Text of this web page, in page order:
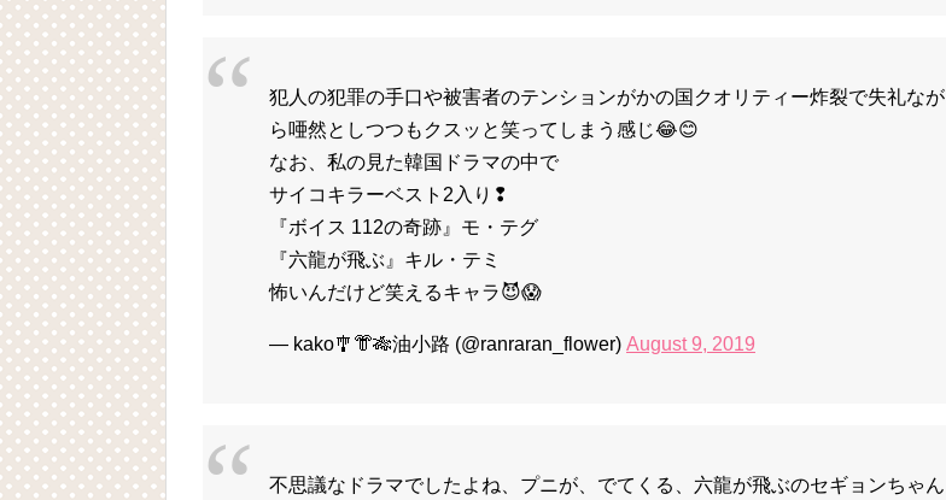
犯人の犯罪の手口や被害者のテンションがかの国クオリティー炸裂で失礼なが
ら唖然としつつもクスッと笑ってしまう感じ😂😊
なお、私の見た韓国ドラマの中で
サイコキラーベスト2入り❢
『ボイス 112の奇跡』モ・テグ
『六龍が飛ぶ』キル・テミ
怖いんだけど笑えるキャラ😈😱
— kako🎐👘🎋油小路 (@ranraran_flower) August 9, 2019
不思議なドラマでしたよね、プニが、でてくる、六龍が飛ぶのセギョンちゃん